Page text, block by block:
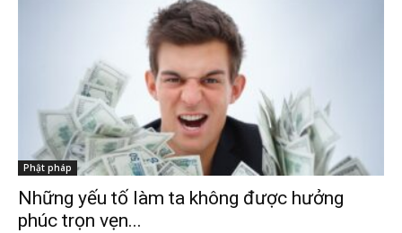
Phật pháp
Những yếu tố làm ta không được hưởng
phúc trọn vẹn...